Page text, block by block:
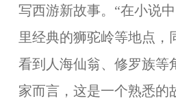
写西游新故事。“在小说
里经典的狮驼岭等地点，
看到人海仙翁、修罗族等
家而言，这是一个熟悉的